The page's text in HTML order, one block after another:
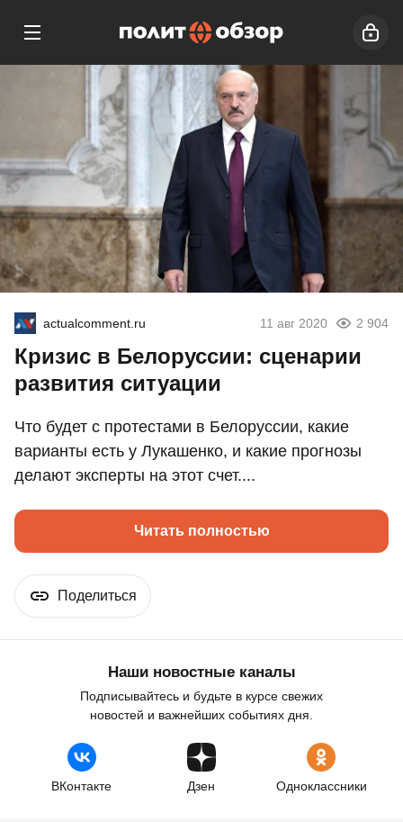
actualcomment.ru 11 авг 2020 2 904
Кризис в Белоруссии: сценарии
развития ситуации
Что будет с протестами в Белоруссии, какие
варианты есть у Лукашенко, и какие прогнозы
делают эксперты на этот счет....
Читать полностью
Поделиться
Наши новостные каналы
Подписывайтесь и будьте в курсе свежих
новостей и важнейших событиях дня.
ВКонтакте Дзен Одноклассники